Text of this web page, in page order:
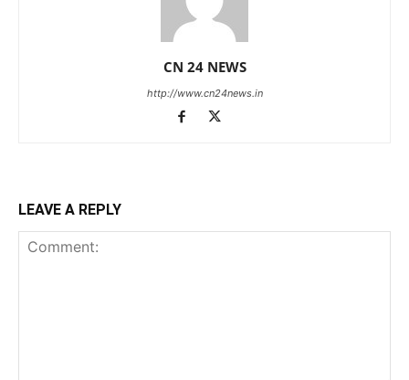
CN 24 NEWS
http://www.cn24news.in
LEAVE A REPLY